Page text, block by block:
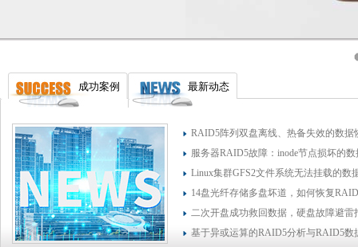
成功案例 最新动态
RAID5阵列双盘离线、热备失效的数据
服务器RAID5故障：inode节点损坏的
Linux集群GFS2文件系统无法挂载的数
14盘光纤存储多盘坏道，如何恢复
二次开盘成功救回数据，硬盘故障避雷
基于异或运算的RAID5分析与RAID5数